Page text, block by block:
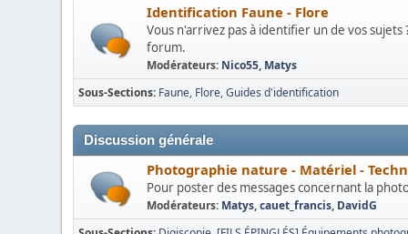
Identification Faune - Flore
Vous n'arrivez pas à identifier un de vos
forum.
Modérateurs: Nico55, Matys
Sous-Sections Faune Flore Guides d'identification
Discussion générale
Photographie nature - Matériel -
Pour poster des messages concernant la
Modérateurs: Matys,cauet_francis, DavidG